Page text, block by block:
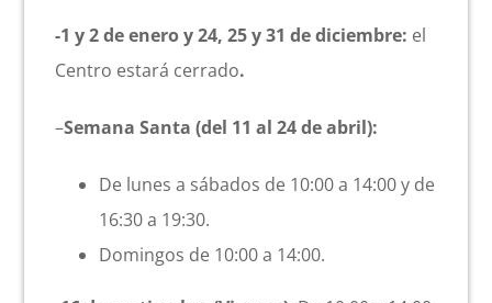
-1 y 2 de enero y 24, 25 y 31 de diciembre: el
Centro estará cerrado.
–Semana Santa (del 11 al 24 de abril):
De lunes a sábados de 10:00 a 14:00 y de
16:30 a 19:30.
Domingos de 10:00 a 14:00.